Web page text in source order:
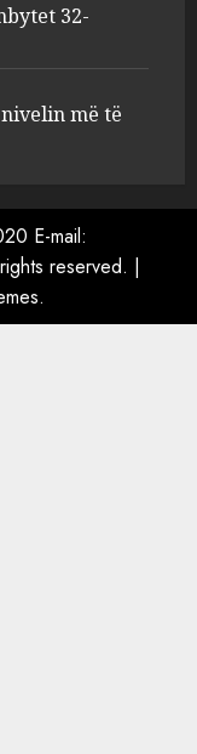
e
e Euros,
të ulët
32-
më të
E-mail:
reserved. |